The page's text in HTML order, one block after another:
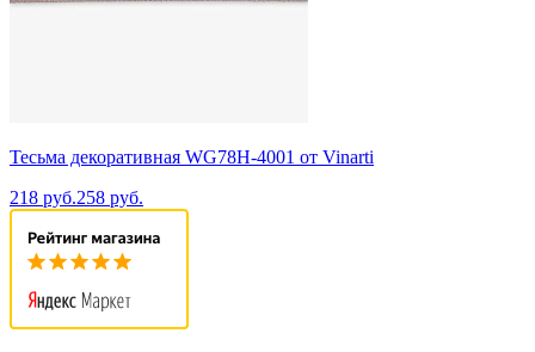
Тесьма декоративная WG78H-4001 от Vinarti
218 руб.258 руб.